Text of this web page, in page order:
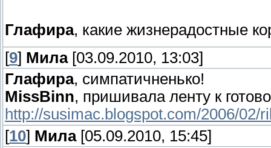
Глафира, какие жизнерадостные
[9] Мила[03.09.2010, 13:03]
Глафира, симпатичненько!
MissBinn, пришивала ленту к
http://susimac.blogspot.com/2006/02/
[10] Мила[05.09.2010, 15:45]